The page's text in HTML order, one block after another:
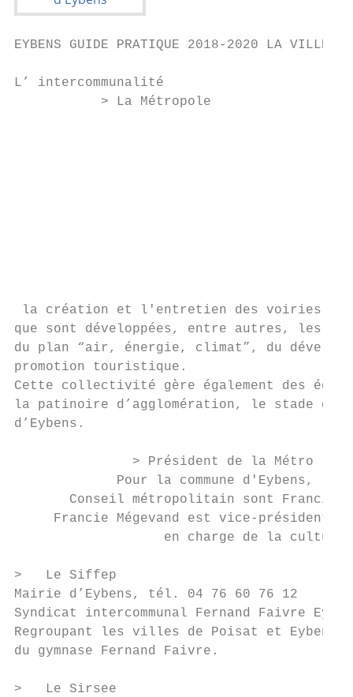
EYBENS GUIDE PRATIQUE 2018-2020 LA VILLE
L’ intercommunalité
           > La Métropole
la création et l'entretien des voiries...
que sont développées, entre autres, les
du plan “air, énergie, climat”, du
promotion touristique.
Cette collectivité gère également des
la patinoire d’agglomération, le stade des
d’Eybens.
> Président de la Métro :
Pour la commune d'Eybens, les
Conseil métropolitain sont Francie
Francie Mégevand est vice-présidente
en charge de la culture
>   Le Siffep
Mairie d’Eybens, tél. 04 76 60 76 12
Syndicat intercommunal Fernand Faivre
Regroupant les villes de Poisat et
du gymnase Fernand Faivre.
>   Le Sirsee